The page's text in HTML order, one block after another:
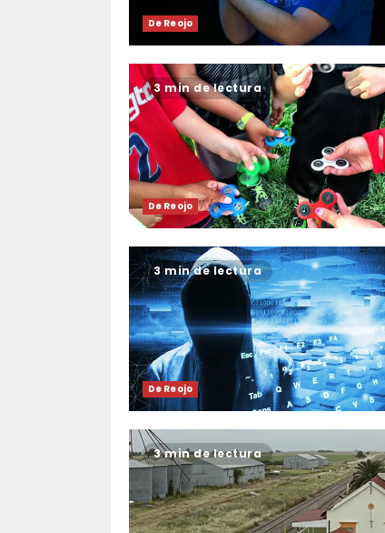
De Reojo
3 min de lectura
De Reojo
3 min de lectura
De Reojo
3 min de lectura